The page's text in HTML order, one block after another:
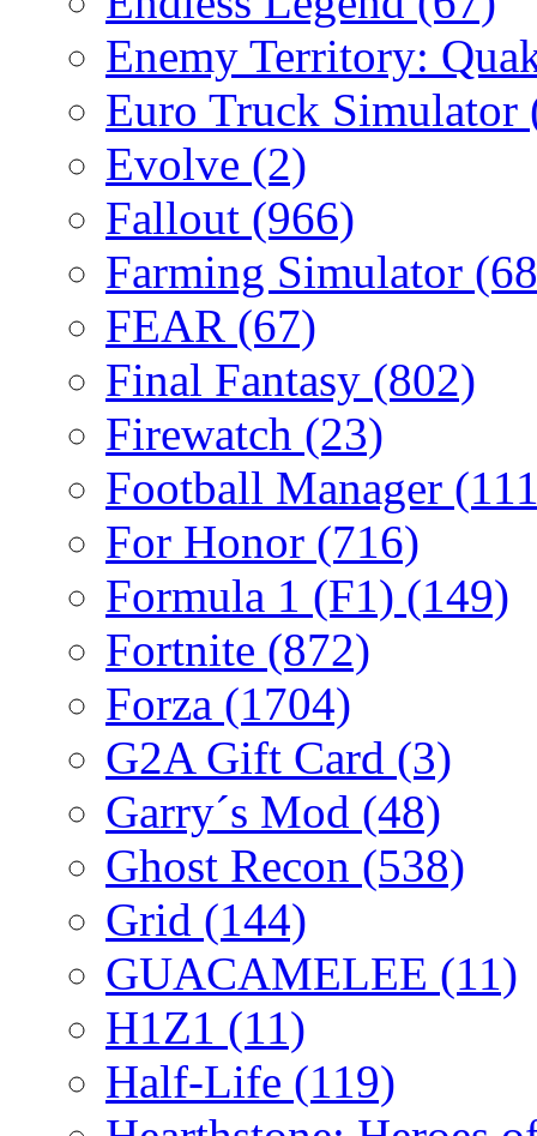
Enemy Territory:
Euro Truck Simulator
Evolve (2)
Fallout (966)
Farming Simulator
FEAR (67)
Final Fantasy (802)
Firewatch (23)
Football Manager
For Honor (716)
Formula 1 (F1) (149)
Fortnite (872)
Forza (1704)
G2A Gift Card (3)
Garry´s Mod (48)
Ghost Recon (538)
Grid (144)
GUACAMELEE (11)
H1Z1 (11)
Half-Life (119)